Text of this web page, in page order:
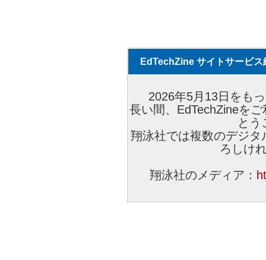
EdTechZine サイトサービス
2026年5月13日をも
長い間、EdTechZineを
とう
翔泳社では複数のデジ
ろしけ
翔泳社のメディア：